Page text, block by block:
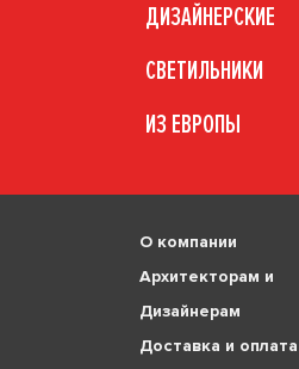
ДИЗАЙНЕРСКИЕ
СВЕТИЛЬНИКИ
ИЗ ЕВРОПЫ
О компании
Архитекторам и
Дизайнерам
Доставка и оплата